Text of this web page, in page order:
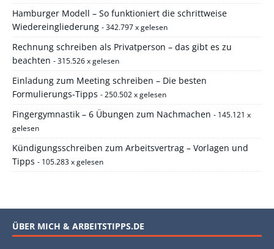
Hamburger Modell – So funktioniert die schrittweise
Wiedereingliederung - 342.797 x gelesen
Rechnung schreiben als Privatperson – das gibt es zu
beachten - 315.526 x gelesen
Einladung zum Meeting schreiben – Die besten
Formulierungs-Tipps - 250.502 x gelesen
Fingergymnastik – 6 Übungen zum Nachmachen - 145.121 x
gelesen
Kündigungsschreiben zum Arbeitsvertrag – Vorlagen und
Tipps - 105.283 x gelesen
ÜBER MICH & ARBEITSTIPPS.DE